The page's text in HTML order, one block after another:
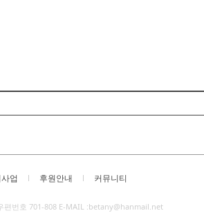
업 후원안내 커뮤니티
편번호 701-808 E-MAIL :betany@hanmail.net